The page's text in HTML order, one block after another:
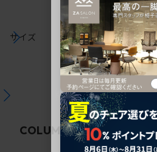
サイズ
COLUMN関連コラム